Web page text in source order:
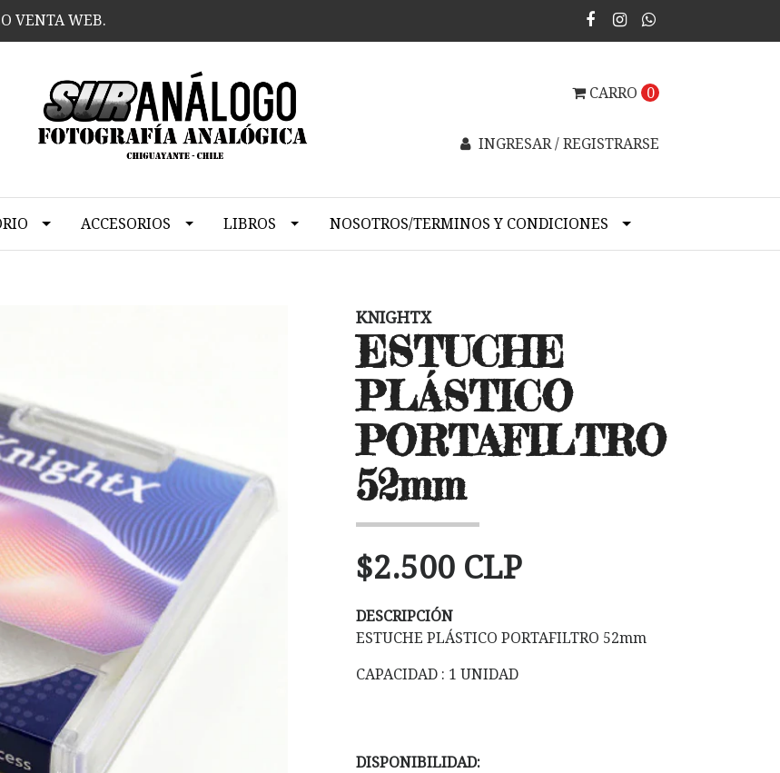
VENTA WEB.
CARRO 0
INGRESAR / REGISTRARSE
ACCESORIOS LIBROS NOSOTROS/TERMINOS Y CONDICIONES
KNIGHTX
ESTUCHE
PLÁSTICO
PORTAFILTRO
52mm
$2.500 CLP
DESCRIPCIÓN
ESTUCHE PLÁSTICO PORTAFILTRO 52mm
CAPACIDAD : 1 UNIDAD
DISPONIBILIDAD: